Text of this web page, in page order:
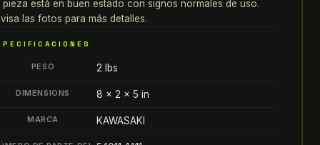
pieza está en buen estado con signos normales de uso.
las fotos para más detalles.
PESO 2 lbs
DIMENSIONS 8 × 2 × 5 in
MARCA KAWASAKI